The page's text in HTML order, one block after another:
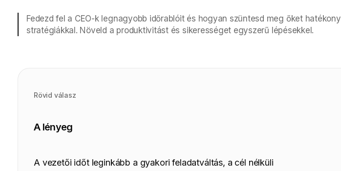
Fedezd fel a CEO-k legnagyobb időrablóit és hogyan szüntesd meg őket hatékony
stratégiákkal. Növeld a produktivitást és sikerességet egyszerű lépésekkel.
Rövid válasz
A lényeg
A vezetői időt leginkább a gyakori feladatváltás, a cél nélküli